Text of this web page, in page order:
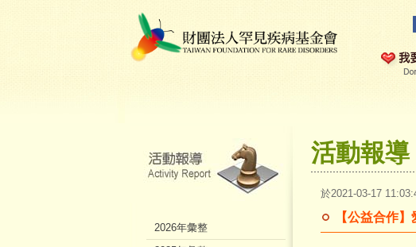
活動報導
於2021-03-17
【公益合作
2026年彙整